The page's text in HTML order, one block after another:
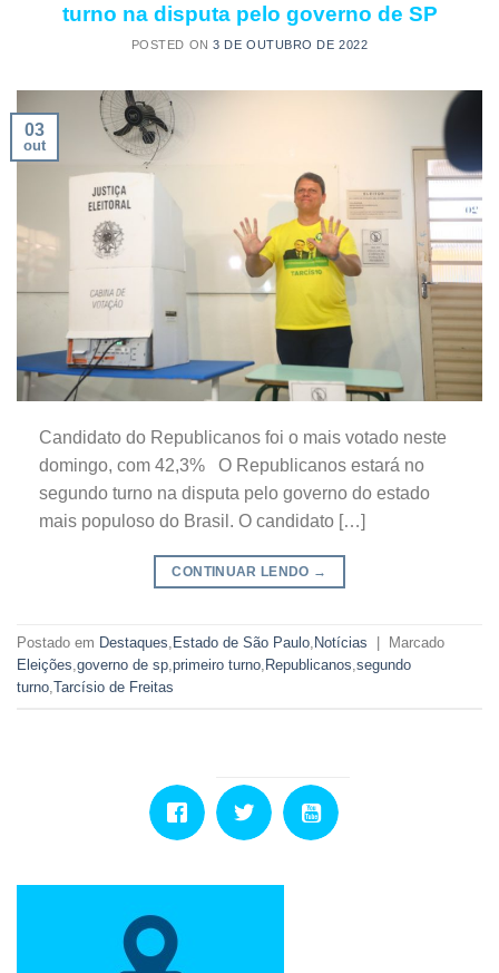
turno na disputa pelo governo de SP
POSTED ON3 DE OUTUBRO DE 2022
03
out
Candidato do Republicanos foi o mais votado neste
domingo, com 42,3% O Republicanos estará no
segundo turno na disputa pelo governo do estado
mais populoso do Brasil. O candidato […]
CONTINUAR LENDO →
Postado em Destaques, Estado de São Paulo, Notícias
Marcado
Eleições,governo de sp,primeiro turno, Republicanos,segundo
turno,Tarcísio de Freitas